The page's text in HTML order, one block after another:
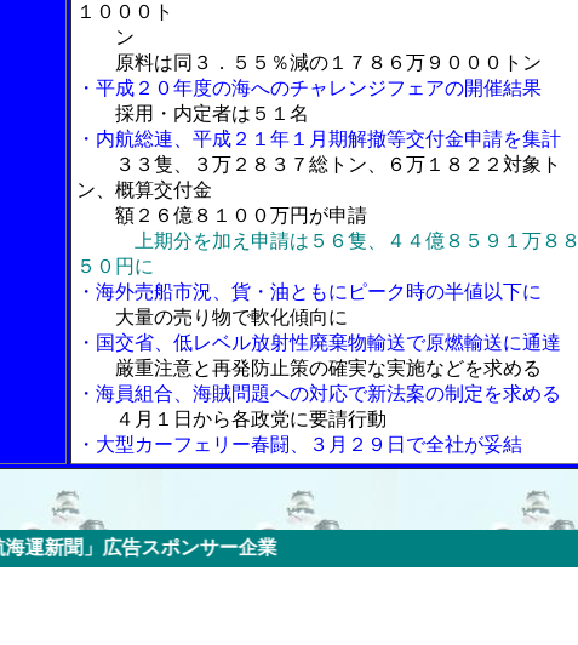
１０００ト
ン
原料は同３．５５％減の１７８６万９０００トン
・平成２０年度の海へのチャレンジフェアの開催結果
採用・内定者は５１名
・内航総連、平成２１年１月期解撤等交付金申請を集計
３３隻、３万２８３７総トン、６万１８２２対象ト
ン、概算交付金
額２６億８１００万円が申請
上期分を加え申請は５６隻、４４億８５９１万８８
５０円に
・海外売船市況、貨・油ともにピーク時の半値以下に
大量の売り物で軟化傾向に
・国交省、低レベル放射性廃棄物輸送で原燃輸送に通達
厳重注意と再発防止策の確実な実施などを求める
・海員組合、海賊問題への対応で新法案の制定を求める
４月１日から各政党に要請行動
・大型カーフェリー春闘、３月２９日で全社が妥結
ンサー企業